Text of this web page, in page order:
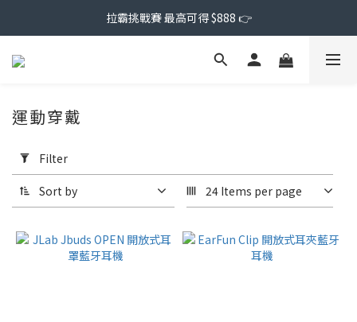
拉霸挑戰賽 最高可得 $888 👉
Filter
(0/20)
Range
運動穿戴
Filter
Sort by 24 Items per page